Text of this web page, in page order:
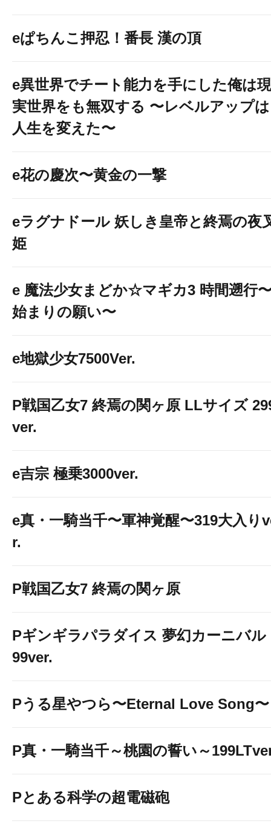
eぱちんこ押忍！番長 漢の頂
e異世界でチート能力を手にした俺は現
実世界をも無双する 〜レベルアップは
人生を変えた〜
e花の慶次〜黄金の一撃
eラグナドール 妖しき皇帝と終焉の夜
姫
e 魔法少女まどか☆マギカ3 時間遡行
始まりの願い〜
e地獄少女7500Ver.
P戦国乙女7 終焉の関ヶ原 LLサイズ
ver.
e吉宗 極乗3000ver.
e真・一騎当千〜軍神覚醒〜319大入り
r.
P戦国乙女7 終焉の関ヶ原
Pギンギラパラダイス 夢幻カーニバル
99ver.
Pうる星やつら〜Eternal Love Song〜
P真・一騎当千～桃園の誓い～
Pとある科学の超電磁砲